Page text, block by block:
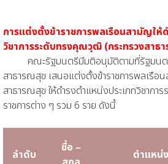
การแต่งตั้งข้าราชการพลเรือนสามัญให้
วิชาการระดับทรงคุณวุฒิ (กระทรวงสาธ
คณะรัฐมนตรีมีมติอนุมัติตามที่รัฐมนต
สาธารณสุข เสนอแต่งตั้งข้าราชการพลเรือ
สาธารณสุข ให้ดำรงตำแหน่งประเภทวิชาก
ราชการต่าง ๆ รวม 6 ราย ดังนี้
ลำดับ ชื่อ –
ตำแหน่ง